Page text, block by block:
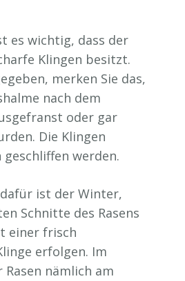
es wichtig, dass der
Klingen besitzt.
merken Sie das,
nach dem
oder gar
Die Klingen
werden.
ist der Winter,
Schnitte des Rasens
einer frisch
erfolgen. Im
nämlich am